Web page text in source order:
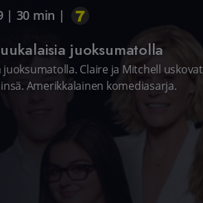
| 30 min |
juoksumatolla
juoksumatolla. Claire ja Mitchell
Amerikkalainen komediasarja.